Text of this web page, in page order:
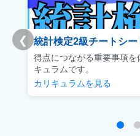
❮ 統計検定2級チートシー
得点につながる重要事項
キュラムです。
カリキュラムを見る